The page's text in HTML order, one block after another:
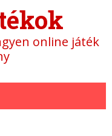
online játék